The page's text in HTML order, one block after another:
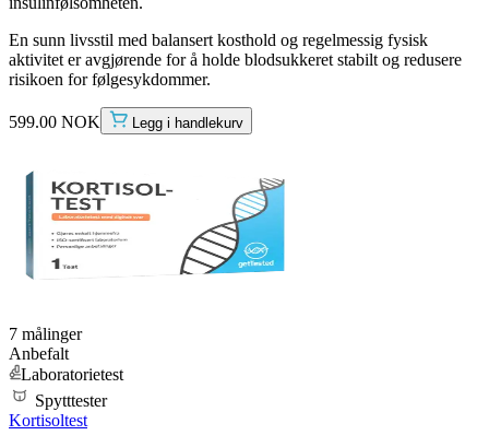
En sunn livsstil med balansert kosthold og regelmessig fysisk
aktivitet er avgjørende for å holde blodsukkeret stabilt og redusere
risikoen for følgesykdommer.
599.00 NOK Legg i handlekurv
7 målinger
Anbefalt
Laboratorietest
Spytttester
Kortisoltest